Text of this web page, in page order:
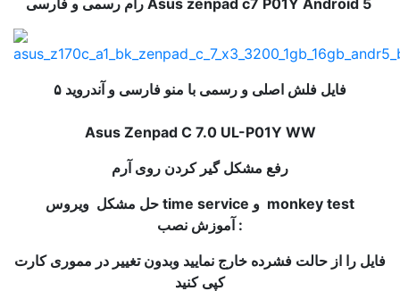
رام رسمی و فارسی Asus zenpad c7 P01Y Android 5
فایل فلش اصلی و رسمی با منو فارسی و آندروید ۵
Asus Zenpad C 7.0 UL-P01Y WW
رفع مشکل گیر کردن روی آرم
حل مشکل ویروس time service و monkey test
آموزش نصب :
فایل را از حالت فشرده خارج نمایید وبدون تغییر در مموری کارت
کپی کنید